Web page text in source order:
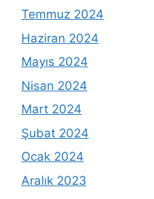
Temmuz 2024
Haziran 2024
Mayıs 2024
Nisan 2024
Mart 2024
Şubat 2024
Ocak 2024
Aralık 2023